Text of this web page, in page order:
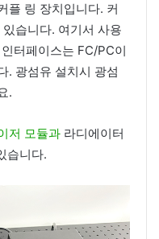
플 링 장치입니다. 커
습니다. 여기서 사용
터페이스는 FC/PC이
. 광섬유 설치시 광섬
.
저 모듈과 라디에이터
습니다.